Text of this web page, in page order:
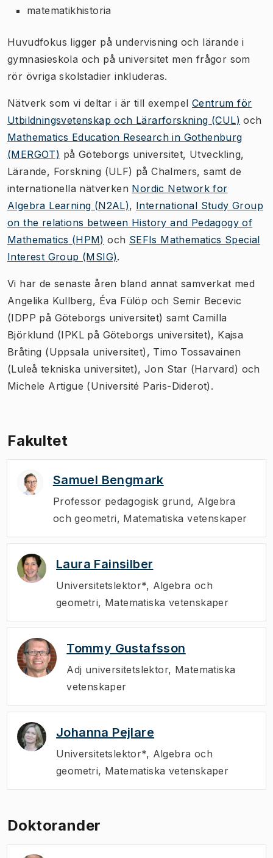
matematikhistoria
Huvudfokus ligger på undervisning och lärande i
gymnasieskola och på universitet men frågor som
rör övriga skolstadier inkluderas.
Nätverk som vi deltar i är till exempel Centrum för
Utbildningsvetenskap och Lärarforskning (CUL) och
Mathematics Education Research in Gothenburg
(MERGOT) på Göteborgs universitet, Utveckling,
Lärande, Forskning (ULF) på Chalmers, samt de
internationella nätverken Nordic Network for
Algebra Learning (N2AL), International Study Group
on the relations between History and Pedagogy of
Mathematics (HPM) och SEFIs Mathematics Special
Interest Group (MSIG).
Vi har de senaste åren bland annat samverkat med
Angelika Kullberg, Éva Fülöp och Semir Becevic
(IDPP på Göteborgs universitet) samt Camilla
Björklund (IPKL på Göteborgs universitet), Kajsa
Bråting (Uppsala universitet), Timo Tossavainen
(Luleå tekniska universitet), Jon Star (Harvard) och
Michele Artigue (Université Paris-Diderot).
Fakultet
Samuel Bengmark
Professor pedagogisk grund, Algebra
och geometri, Matematiska vetenskaper
Laura Fainsilber
Universitetslektor*, Algebra och
geometri, Matematiska vetenskaper
Tommy Gustafsson
Adj universitetslektor, Matematiska
vetenskaper
Johanna Pejlare
Universitetslektor*, Algebra och
geometri, Matematiska vetenskaper
Doktorander